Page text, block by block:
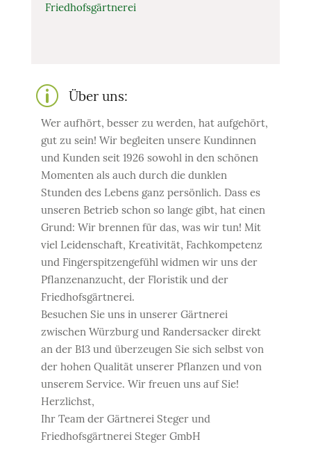
Friedhofsgärtnerei
p Über uns:
Wer aufhört, besser zu werden, hat aufgehört,
gut zu sein! Wir begleiten unsere Kundinnen
und Kunden seit 1926 sowohl in den schönen
Momenten als auch durch die dunklen
Stunden des Lebens ganz persönlich. Dass es
unseren Betrieb schon so lange gibt, hat einen
Grund: Wir brennen für das, was wir tun! Mit
viel Leidenschaft, Kreativität, Fachkompetenz
und Fingerspitzengefühl widmen wir uns der
Pflanzenanzucht, der Floristik und der
Friedhofsgärtnerei.
Besuchen Sie uns in unserer Gärtnerei
zwischen Würzburg und Randersacker direkt
an der B13 und überzeugen Sie sich selbst von
der hohen Qualität unserer Pflanzen und von
unserem Service. Wir freuen uns auf Sie!
Herzlichst,
Ihr Team der Gärtnerei Steger und
Friedhofsgärtnerei Steger GmbH